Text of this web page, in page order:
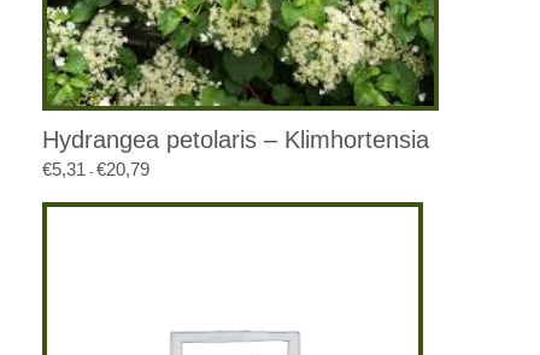
Hydrangea petolaris – Klimhortensia
€5,31 - €20,79Prijsklasse: